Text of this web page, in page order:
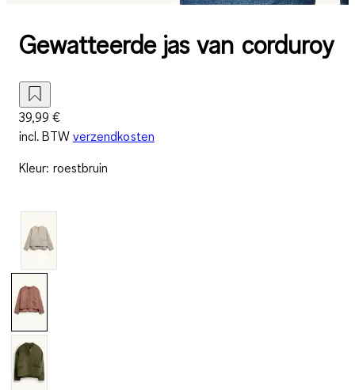
Gewatteerde jas van corduroy
39,99 €
incl. BTW verzendkosten
Kleur: roestbruin